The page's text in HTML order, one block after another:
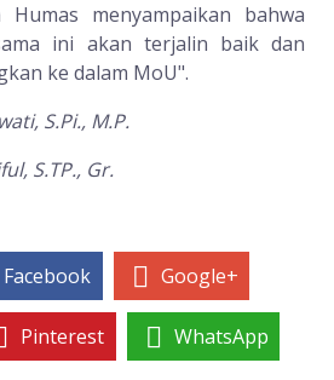
menyampaikan bahwa
ini akan terjalin baik dan
ke dalam MoU".
S.Pi., M.P.
S.TP., Gr.
Facebook Google+
Pinterest
WhatsApp